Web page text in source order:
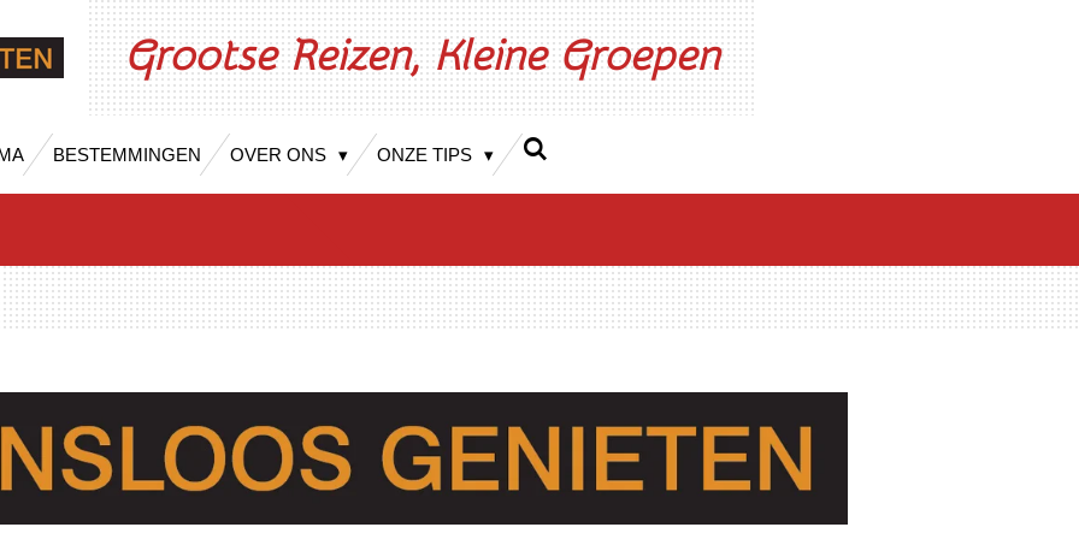
Grootse Reizen, Kleine Groepen
BESTEMMINGEN OVER ONS ONZE TIPS